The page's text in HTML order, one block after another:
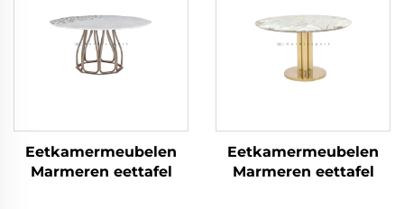
Eetkamermeubelen
Marmeren eettafel
Eetkamermeubelen
Marmeren eettafel